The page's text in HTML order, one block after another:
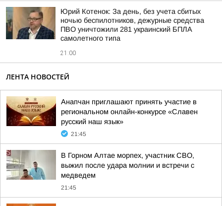
Юрий Котенок: За день, без учета сбитых
ночью беспилотников, дежурные средства
ПВО уничтожили 281 украинский БПЛА
самолетного типа
21:00
ЛЕНТА НОВОСТЕЙ
Анапчан приглашают принять участие в
региональном онлайн-конкурсе «Славен
русский наш язык»
21:45
В Горном Алтае морпех, участник СВО,
выжил после удара молнии и встречи с
медведем
21:45